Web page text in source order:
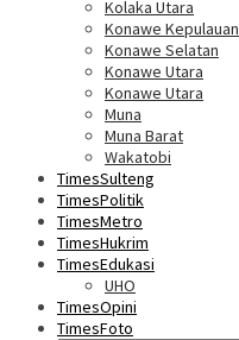
Kolaka Utara
Konawe Kepulauan
Konawe Selatan
Konawe Utara
Konawe Utara
Muna
Muna Barat
Wakatobi
TimesSulteng
TimesPolitik
TimesMetro
TimesHukrim
TimesEdukasi
UHO
TimesOpini
TimesFoto